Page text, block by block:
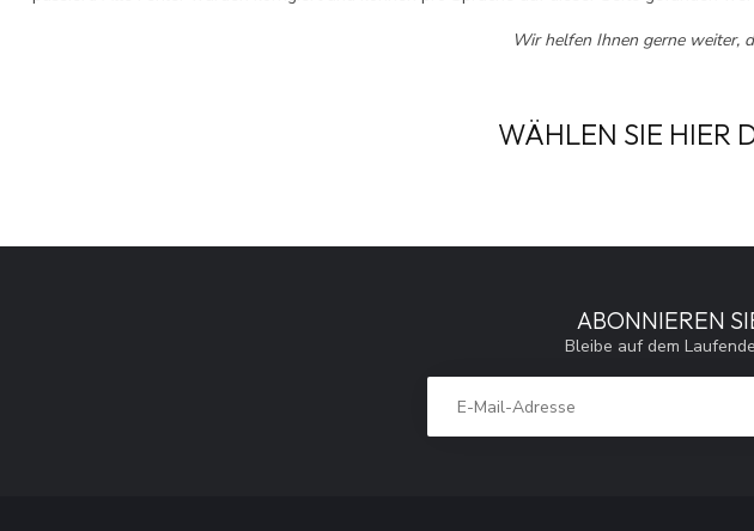
Wir helfen Ihnen gerne weiter,
WÄHLEN SIE HIER
ABONNIEREN
Bleibe auf dem